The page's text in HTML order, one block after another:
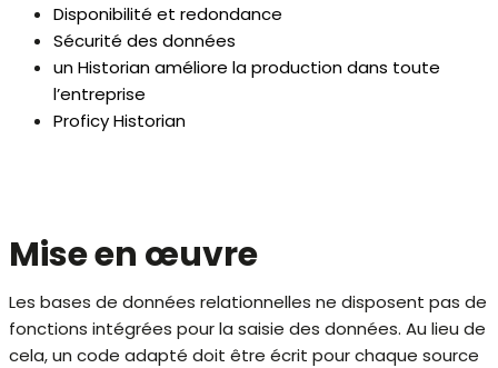
Disponibilité et redondance
Sécurité des données
un Historian améliore la production dans toute
l’entreprise
Proficy Historian
Mise en œuvre
Les bases de données relationnelles ne disposent pas de
fonctions intégrées pour la saisie des données. Au lieu de
cela, un code adapté doit être écrit pour chaque source